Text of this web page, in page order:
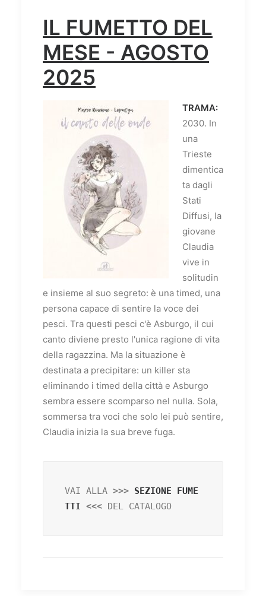
IL FUMETTO DEL
MESE - AGOSTO
2025
TRAMA:
2030. In
una
Trieste
dimentica
ta dagli
Stati
Diffusi, la
giovane
Claudia
vive in
solitudin
e insieme al suo segreto: è una timed, una
persona capace di sentire la voce dei
pesci. Tra questi pesci c'è Asburgo, il cui
canto diviene presto l'unica ragione di vita
della ragazzina. Ma la situazione è
destinata a precipitare: un killer sta
eliminando i timed della città e Asburgo
sembra essere scomparso nel nulla. Sola,
sommersa tra voci che solo lei può sentire,
Claudia inizia la sua breve fuga.
VAI ALLA >>> SEZIONE FUME
TTI <<< DEL CATALOGO